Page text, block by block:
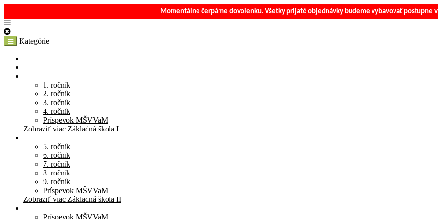
Momentálne čerpáme dovolenku. Všetky prijaté objednávky budeme vybavovať postupne
Kategórie
1. ročník
2. ročník
3. ročník
4. ročník
Príspevok MŠVVaM
Zobraziť viac Základná škola I
5. ročník
6. ročník
7. ročník
8. ročník
9. ročník
Príspevok MŠVVaM
Zobraziť viac Základná škola II
Príspevok MŠVVaM